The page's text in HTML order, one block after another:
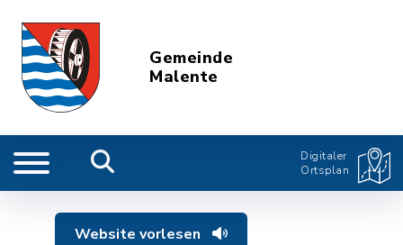
Gemeinde
Malente
Digitaler
Ortsplan
Website vorlesen